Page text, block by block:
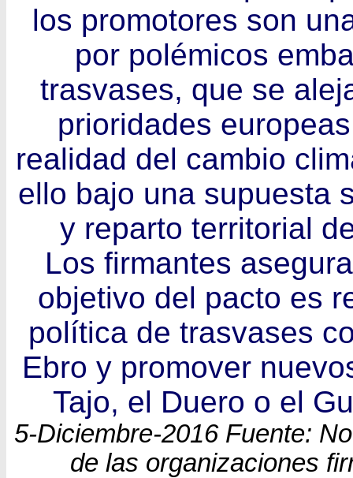
los promotores son
por polémicos
trasvases, que se
prioridades
realidad del cambio
ello bajo una supuesta
y reparto territorial
Los firmantes
objetivo del pacto es
política de trasvases
Ebro y promover
Tajo, el Duero o el
5-Diciembre-2016 Fuente:
de las organizaciones